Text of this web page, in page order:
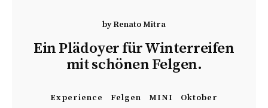
byRenato Mitra
Ein Plädoyer für Winterreifen
mit schönen Felgen.
Experience Felgen MINI
Oktober